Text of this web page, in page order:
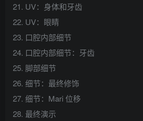
21. UV：身体和牙齿
22. UV：眼睛
23. 口腔内部细节
24. 口腔内部细节：牙齿
25. 脚部细节
26. 细节：最终修饰
27. 细节：Mari 位移
28. 最终演示